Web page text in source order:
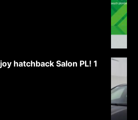
hatchback Salon PL! 1